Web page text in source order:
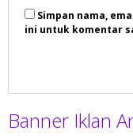
Simpan nama,
ini untuk komentar
Banner Iklan